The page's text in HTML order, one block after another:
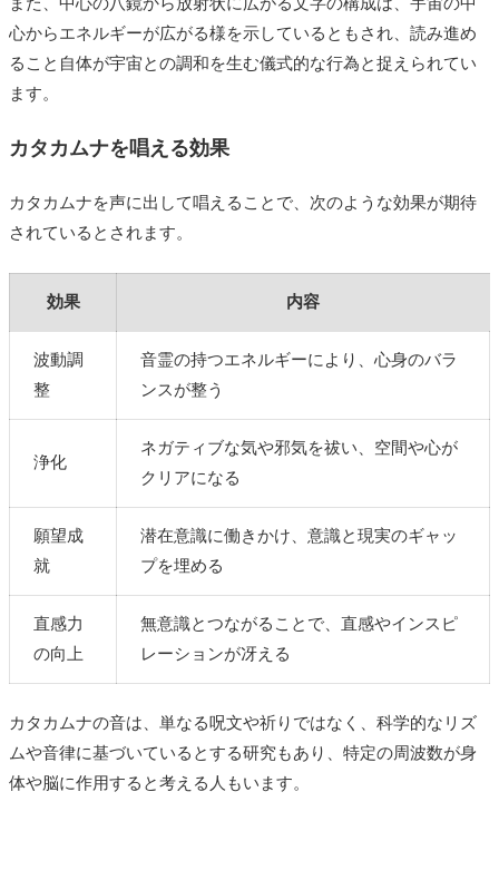
心からエネルギーが広がる様を示しているともされ、読み進め
ること自体が宇宙との調和を生む儀式的な行為と捉えられてい
ます。
カタカムナを唱える効果
カタカムナを声に出して唱えることで、次のような効果が期待
されているとされます。
効果 内容
波動調
整
音霊の持つエネルギーにより、心身のバラ
ンスが整う
浄化
ネガティブな気や邪気を祓い、空間や心が
クリアになる
願望成
就
潜在意識に働きかけ、意識と現実のギャッ
プを埋める
直感力
の向上
無意識とつながることで、直感やインスピ
レーションが冴える
カタカムナの音は、単なる呪文や祈りではなく、科学的なリズ
ムや音律に基づいているとする研究もあり、特定の周波数が身
体や脳に作用すると考える人もいます。